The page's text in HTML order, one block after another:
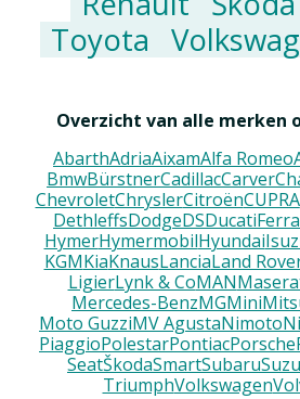
Toyota
Overzicht van alle merken
AbarthAdriaAixamAlfa Romeo
BmwBürstnerCadillacCarver
ChevroletChryslerCitroënCUPRA
DethleffsDodgeDSDucati
HymerHymermobilHyundai
KGMKiaKnausLanciaLand
LigierLynk & CoMAN
Mercedes-BenzMGMini
Moto GuzziMV AgustaNimoto
PiaggioPolestarPontiacPorsche
SeatŠkodaSmartSubaru
TriumphVolkswagen